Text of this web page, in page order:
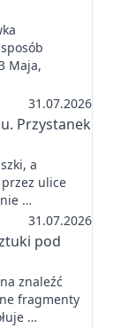
Maja,
31.07.2026
Przystanek
a
ulice
…
31.07.2026
pod
znaleźć
fragmenty
…